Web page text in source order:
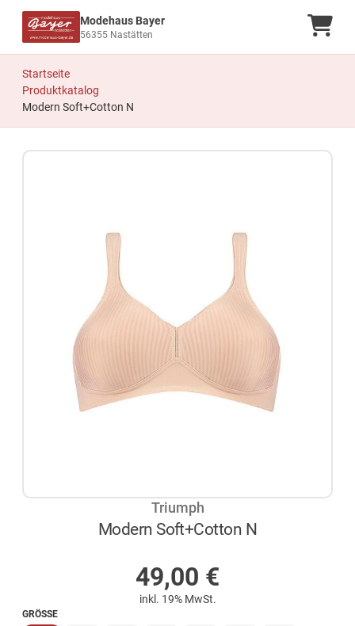
Modehaus Bayer
56355 Nastätten
Startseite
Produktkatalog
Modern Soft+Cotton N
Triumph
Modern Soft+Cotton N
49,00 €
inkl. 19% MwSt.
GRÖSSE